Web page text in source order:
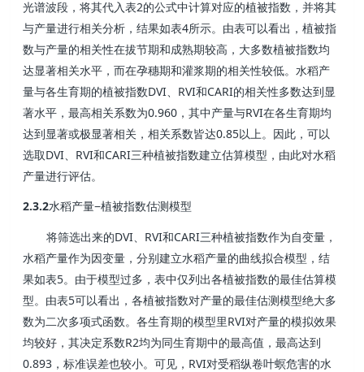
光谱波段，将其代入表2的公式中计算对应的植被指数，并将其
与产量进行相关分析，结果如表4所示。由表可以看出，植被指
数与产量的相关性在拔节期和成熟期较高，大多数植被指数均
达显著相关水平，而在孕穗期和灌浆期的相关性较低。水稻产
量与各生育期的植被指数DVI、 RVI和 CARI的相关性多数达到显
著水平，最高相关系数为0.960 ，其中产量与RVI在各生育期均
达到显著或极显著相关，相关系数皆达0.85以上。因此，可以
选取 DVI、 RVI和 CARI三种植被指数建立估算模型，由此对水稻
产量进行评估。
2.3.2水稻产量−植被指数估测模型
将筛选出来的DVI RVI和CARI三种植被指数作为自变量，
水稻产量作为因变量，分别建立水稻产量的曲线拟合模型，结
果如表5。由于模型过多，表中仅列出各植被指数的最佳估算模
型。由表5可以看出，各植被指数对产量的最佳估测模型绝大多
数为二次多项式函数。各生育期的模型里 RVI对产量的模拟效果
均较好，其决定系数R2均为同生育期中的最高值，最高达到
0.893 ，标准误差也较小。可见， RVI对受稻纵卷叶螟危害的水